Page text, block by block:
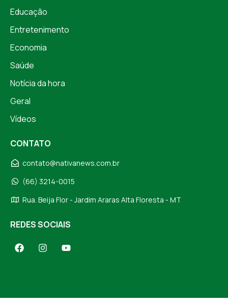
Educação
Entretenimento
Economia
Saúde
Notícia da hora
Geral
Vídeos
CONTATO
contato@nativanews.com.br
(66) 3214-0015
Rua. Beija Flor - Jardim Araras Alta Floresta - MT
REDES SOCIAIS